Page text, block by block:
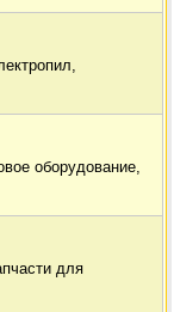
оборудование,
для